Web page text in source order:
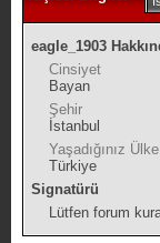
eagle_1903
Cinsiyet
Bayan
Şehir
İstanbul
Yaşadığınız Ülke
Türkiye
Signatürü
Lütfen forum